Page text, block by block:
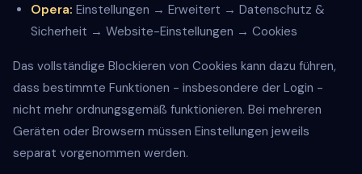
Opera: Einstellungen → Erweitert → Datenschutz &
Sicherheit → Website-Einstellungen → Cookies
Das vollständige Blockieren von Cookies kann dazu führen,
dass bestimmte Funktionen - insbesondere der Login -
nicht mehr ordnungsgemäß funktionieren. Bei mehreren
Geräten oder Browsern müssen Einstellungen jeweils
separat vorgenommen werden.